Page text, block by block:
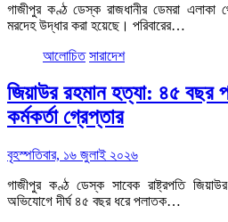
গাজীপুর কণ্ঠ ডেস্ক রাজধানীর ডেমরা
মরদেহ উদ্ধার করা হয়েছে। পরিবারের…
আলোচিত সারাদেশ
জিয়াউর রহমান হত্যা: ৪৫ বছর
কর্মকর্তা গ্রেপ্তার
বৃহস্পতিবার, ১৬ জুলাই ২০২৬
গাজীপুর কণ্ঠ ডেস্ক সাবেক রাষ্ট্রপতি
অভিযোগে দীর্ঘ ৪৫ বছর ধরে পলাতক…